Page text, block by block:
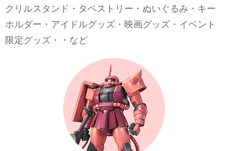
クリルスタンド・タペストリー・ぬいぐるみ・キー
ホルダー・アイドルグッズ・映画グッズ・イベント
限定グッズ・・など